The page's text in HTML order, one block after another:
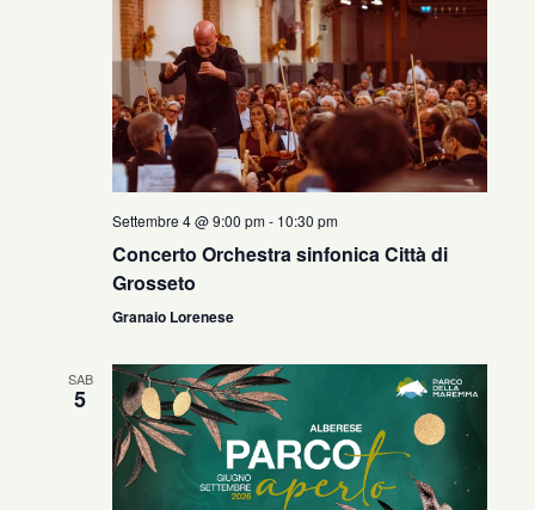
Settembre 4 @ 9:00 pm- 10:30 pm
Concerto Orchestra sinfonica Città di
Grosseto
Granaio Lorenese
SAB
5